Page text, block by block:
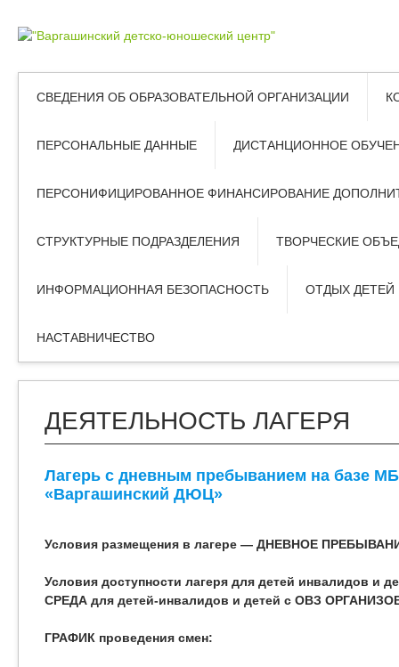
СВЕДЕНИЯ ОБ ОБРАЗОВАТЕЛЬНОЙ ОРГАНИЗАЦИИ
ПЕРСОНАЛЬНЫЕ ДАННЫЕ ДИСТАНЦИОННОЕ
ПЕРСОНИФИЦИРОВАННОЕ ФИНАНСИРОВАНИЕ
СТРУКТУРНЫЕ ПОДРАЗДЕЛЕНИЯ ТВОРЧЕСКИЕ
ИНФОРМАЦИОННАЯ БЕЗОПАСНОСТЬ ОТДЫХ ДЕТЕЙ
НАСТАВНИЧЕСТВО
ДЕЯТЕЛЬНОСТЬ ЛАГЕРЯ
Лагерь с дневным пребыванием на базе
«Варгашинский ДЮЦ»
Условия размещения в лагере — ДНЕВНОЕ
Условия доступности лагеря для детей инвалидов
СРЕДА для детей-инвалидов и детей с ОВЗ
ГРАФИК проведения смен: